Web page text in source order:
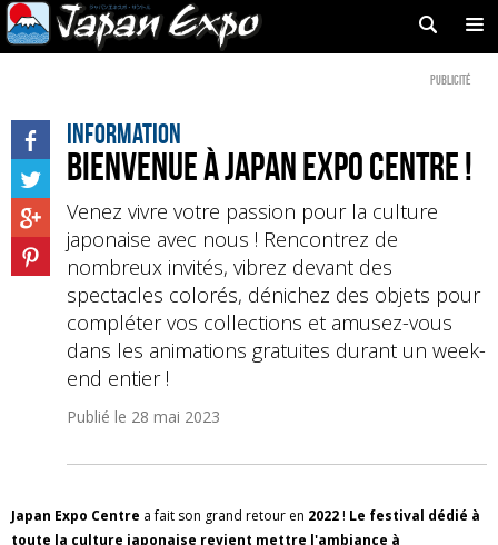
Publicité
Information
Bienvenue à Japan Expo Centre !
Venez vivre votre passion pour la culture
japonaise avec nous ! Rencontrez de
nombreux invités, vibrez devant des
spectacles colorés, dénichez des objets pour
compléter vos collections et amusez-vous
dans les animations gratuites durant un week-
end entier !
Publié le 28 mai 2023
Japan Expo Centre a fait son grand retour en 2022! Le festival dédié à
toute la culture japonaise revient mettre l'ambiance à